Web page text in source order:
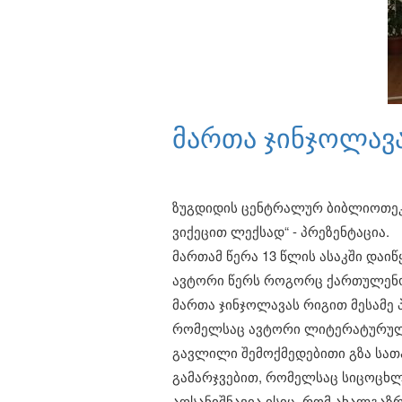
მართა
ზუგდიდის ცენტრალურ
ვიქეცით ლექსად“ - პრეზენტაცია.
მართამ წერა 13 წლის ასაკში
ავტორი წერს როგორც
მართა ჯინჯოლავას რიგით
რომელსაც ავტორი
გავლილი შემოქმედებითი გზა
გამარჯვებით, რომელსაც